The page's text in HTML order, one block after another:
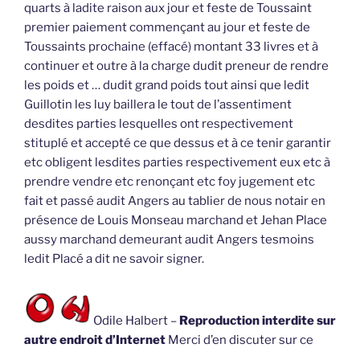
quarts à ladite raison aux jour et feste de Toussaint
premier paiement commençant au jour et feste de
Toussaints prochaine (effacé) montant 33 livres et à
continuer et outre à la charge dudit preneur de rendre
les poids et … dudit grand poids tout ainsi que ledit
Guillotin les luy baillera le tout de l’assentiment
desdites parties lesquelles ont respectivement
stituplé et accepté ce que dessus et à ce tenir garantir
etc obligent lesdites parties respectivement eux etc à
prendre vendre etc renonçant etc foy jugement etc
fait et passé audit Angers au tablier de nous notair en
présence de Louis Monseau marchand et Jehan Place
aussy marchand demeurant audit Angers tesmoins
ledit Placé a dit ne savoir signer.
Odile Halbert – Reproduction interdite sur
autre endroit d’Internet Merci d’en discuter sur ce